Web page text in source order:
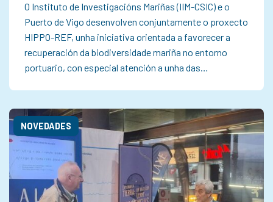
O Instituto de Investigacións Mariñas (IIM-CSIC) e o
Puerto de Vigo desenvolven conjuntamente o proxecto
HIPPO-REF, unha iniciativa orientada a favorecer a
recuperación da biodiversidade mariña no entorno
portuario, con especial atención a unha das…
NOVEDADES